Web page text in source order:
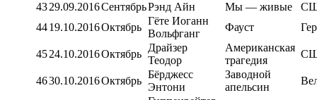
4329.09.2016СентябрьРэнд Айн Мы — живые
4419.10.2016Октябрь
Гёте Иоганн
Вольфганг
Фауст
4524.10.2016Октябрь
Драйзер
Теодор
Американская
трагедия
4630.10.2016Октябрь
Бёрджесс
Энтони
Заводной
апельсин